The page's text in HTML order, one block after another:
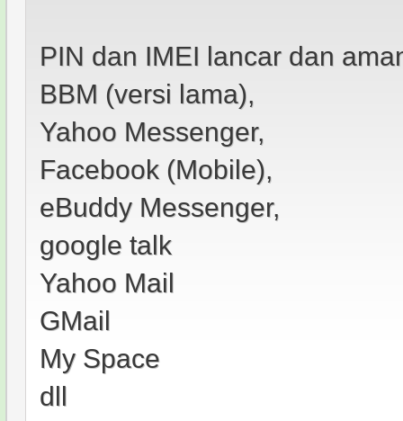
PIN dan IMEI lancar dan
BBM (versi lama),
Yahoo Messenger,
Facebook (Mobile),
eBuddy Messenger,
google talk
Yahoo Mail
GMail
My Space
dll